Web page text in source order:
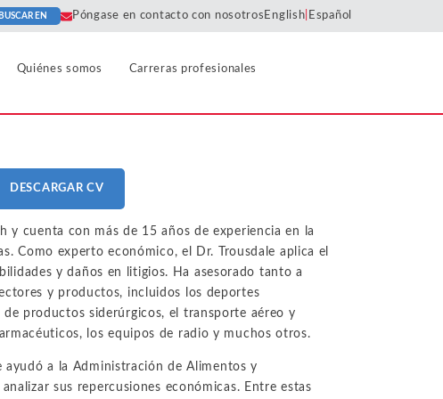
BUSCAR EN Póngase en contacto con nosotros English Español
Quiénes somos Carreras profesionales
Algorithms
Class
Certification
Collusion
Consulting
Market
Definition
Market Power
Monopolization
Monopsony
y turismo
redes sociales
y
Comercio minorista y bienes de
consumo
Deportes y ligas
Fiscalidad y reglamentación
Infraestructura tecnológica,
DESCARGAR CV
y cuenta con más de 15 años de experiencia en la
Como experto económico, el Dr. Trousdale aplica el
y daños en litigios. Ha asesorado tanto a
y productos, incluidos los deportes
productos siderúrgicos, el transporte aéreo y
los equipos de radio y muchos otros.
ayudó a la Administración de Alimentos y
sus repercusiones económicas. Entre estas